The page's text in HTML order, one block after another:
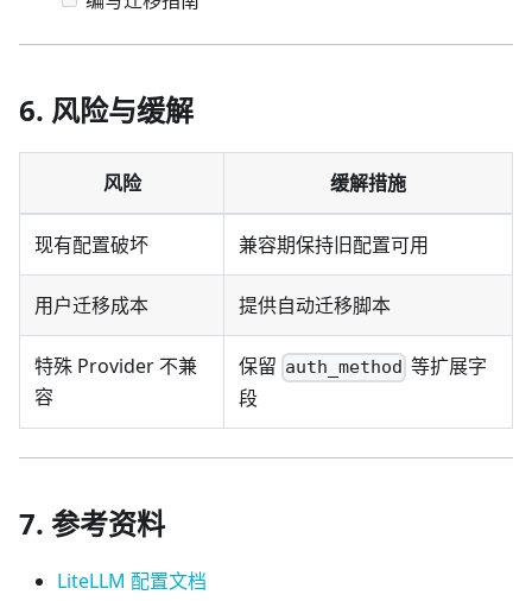
6. 风险与缓解
风险 缓解措施
现有配置破坏 兼容期保持旧配置可用
用户迁移成本 提供自动迁移脚本
特殊 Provider 不兼
容
保留 auth_method 等扩展字
段
7. 参考资料
LiteLLM 配置文档